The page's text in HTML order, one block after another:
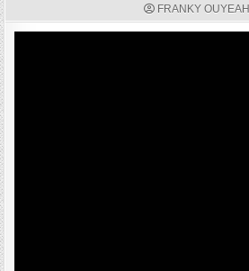
AUTHOR:
FRANKY OUYEAH